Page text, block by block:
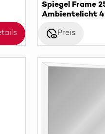
Spiegel Frame
Ambientelicht
disabled_visiblePreis